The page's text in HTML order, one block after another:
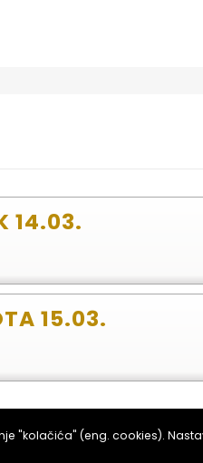
14.03.
15.03.
NA PRODAJNOM
"kolačića" (eng. cookies).